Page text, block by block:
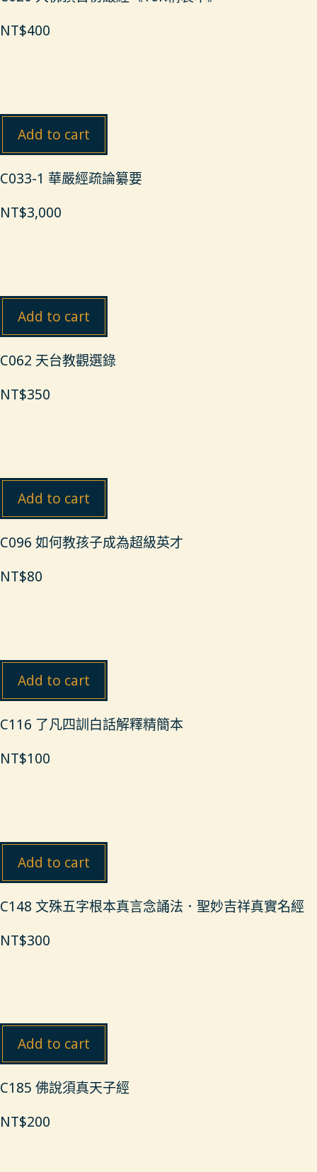
NT$400
Add to cart
C033-1 華嚴經疏論纂要
NT$3,000
Add to cart
C062 天台教觀選錄
NT$350
Add to cart
C096 如何教孩子成為超級英才
NT$80
Add to cart
C116 了凡四訓白話解釋精簡本
NT$100
Add to cart
C148 文殊五字根本真言念誦法．聖妙吉祥真實名經
NT$300
Add to cart
C185 佛說須真天子經
NT$200